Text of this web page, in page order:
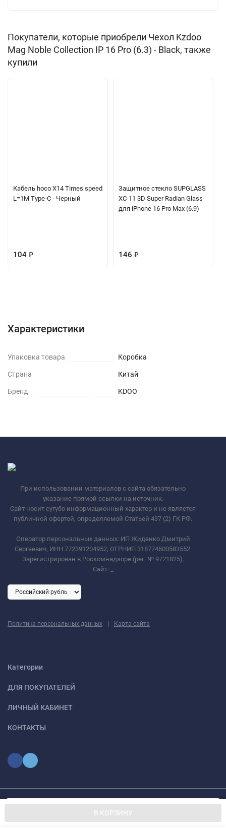
В КОРЗИНУ
Покупатели, которые приобрели Чехол Kzdoo
Mag Noble Collection IP 16 Pro (6.3) - Black, также
купили
Кабель hoco X14 Times speed
L=1M Type-C - Черный
104 ₽
Защитное стекло SUPGLASS
XC-11 3D Super Radian Glass
для iPhone 16 Pro Max (6.9)
146 ₽
Характеристики
Упаковка товара Коробка
Страна Китай
Бренд KDOO
При использовании материалов с сайта обязательно
указание прямой ссылки на источник.
Сайт носит сугубо информационный характер и не является
публичной офертой, определяемой Статьей 437 (2) ГК РФ.
Оператор персональных данных: ИП Жиденко Дмитрий
Сергеевич, ИНН 772391204952, ОГРНИП 318774600583552.
Зарегистрирован в Роскомнадзоре (рег. № 9721825).
Сайт:
Политика персональных данных | Карта сайта
Категории
ДЛЯ ПОКУПАТЕЛЕЙ
ЛИЧНЫЙ КАБИНЕТ
КОНТАКТЫ